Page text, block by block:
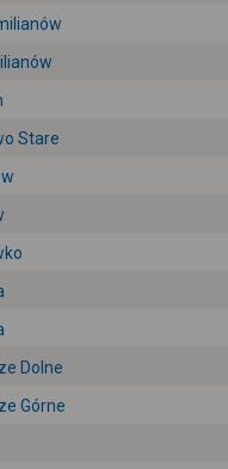
Stare
Dolne
Górne